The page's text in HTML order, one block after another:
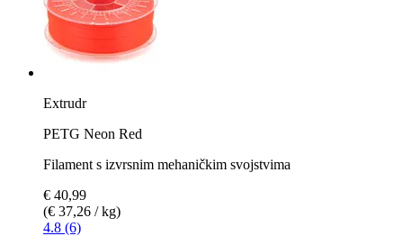
Extrudr
PETG Neon Red
Filament s izvrsnim mehaničkim svojstvima
€ 40,99
(€ 37,26 / kg)
4.8 (6)